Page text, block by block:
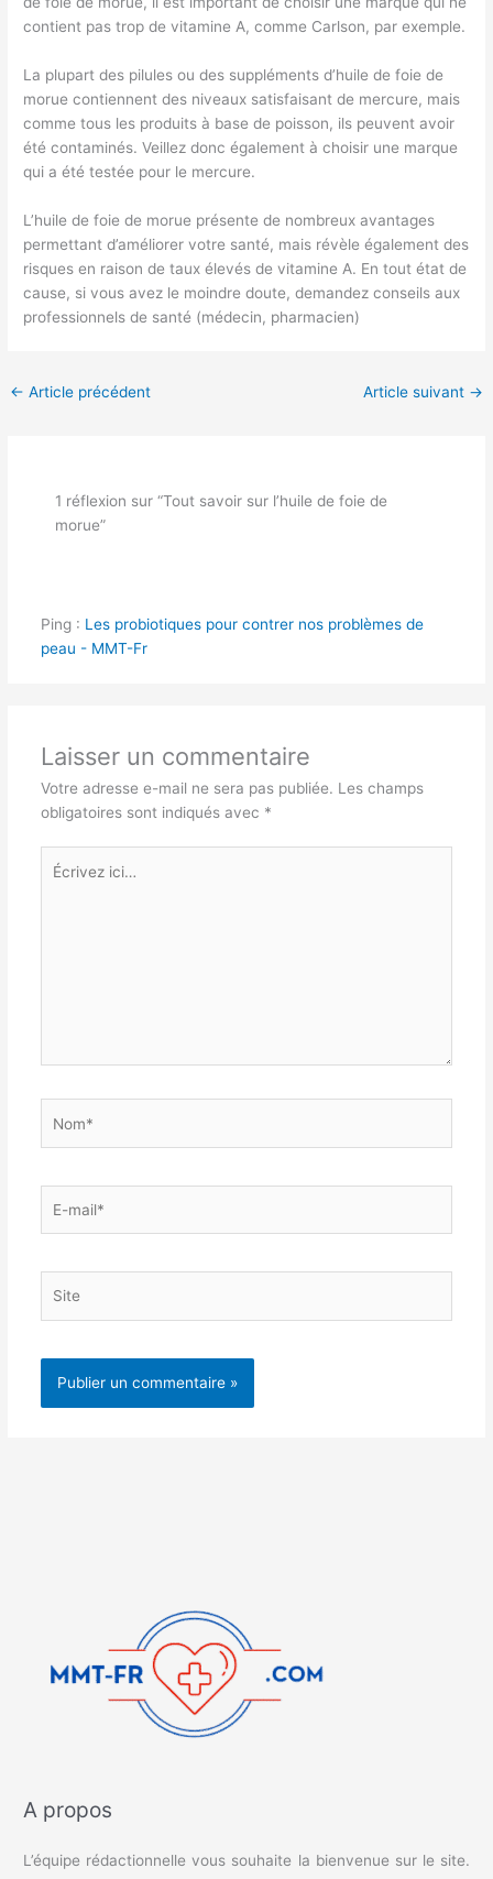
contient pas trop de vitamine A, comme Carlson, par exemple.
La plupart des pilules ou des suppléments d’huile de foie de
morue contiennent des niveaux satisfaisant de mercure, mais
comme tous les produits à base de poisson, ils peuvent avoir
été contaminés. Veillez donc également à choisir une marque
qui a été testée pour le mercure.
L’huile de foie de morue présente de nombreux avantages
permettant d’améliorer votre santé, mais révèle également des
risques en raison de taux élevés de vitamine A. En tout état de
cause, si vous avez le moindre doute, demandez conseils aux
professionnels de santé (médecin, pharmacien)
← Article précédent Article suivant →
1 réflexion sur “Tout savoir sur l’huile de foie de
morue”
Ping : Les probiotiques pour contrer nos problèmes de
peau - MMT-Fr
Laisser un commentaire
Votre adresse e-mail ne sera pas publiée. Les champs
obligatoires sont indiqués avec *
Écrivez
ici…
mail*
A propos
L’équipe rédactionnelle vous souhaite la bienvenue sur le site.